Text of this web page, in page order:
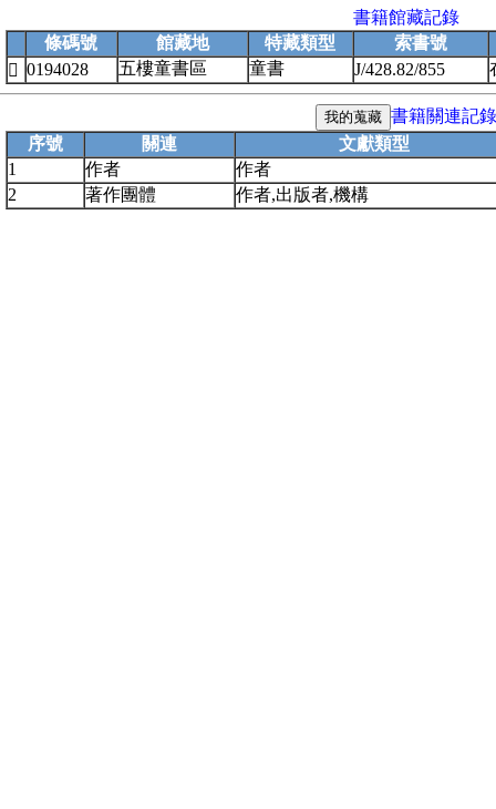
書籍館藏記錄
條碼號
館藏地 特藏類型
索書號
 0194028 五樓童書區 童書 J/428.82/855
書籍關連記錄
序號
關連
文獻類型
1
作者
作者
2
著作團體 作者,出版者,機構